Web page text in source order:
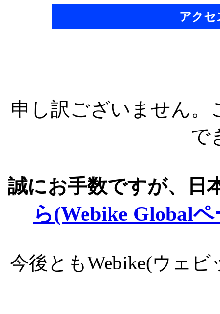
アクセ
申し訳ございません
で
誠にお手数ですが、日
ら(Webike Global
今後ともWebike(ウェ